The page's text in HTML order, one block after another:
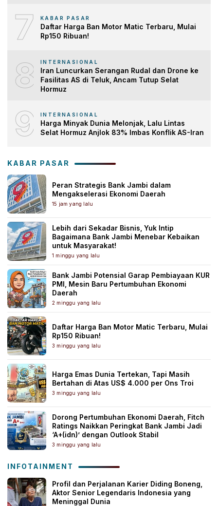
7 KABAR PASAR
Daftar Harga Ban Motor Matic Terbaru, Mulai
Rp150 Ribuan!
8 INTERNASIONAL
Iran Luncurkan Serangan Rudal dan Drone ke
Fasilitas AS di Teluk, Ancam Tutup Selat
Hormuz
9 INTERNASIONAL
Harga Minyak Dunia Melonjak, Lalu Lintas
Selat Hormuz Anjlok 83% Imbas Konflik AS-Iran
KABAR PASAR
Peran Strategis Bank Jambi dalam
Mengakselerasi Ekonomi Daerah
15 jam yang lalu
Lebih dari Sekadar Bisnis, Yuk Intip
Bagaimana Bank Jambi Menebar Kebaikan
untuk Masyarakat!
1 minggu yang lalu
Bank Jambi Potensial Garap Pembiayaan KUR
PMI, Mesin Baru Pertumbuhan Ekonomi
Daerah
2 minggu yang lalu
Daftar Harga Ban Motor Matic Terbaru, Mulai
Rp150 Ribuan!
3 minggu yang lalu
Harga Emas Dunia Tertekan, Tapi Masih
Bertahan di Atas US$ 4.000 per Ons Troi
3 minggu yang lalu
Dorong Pertumbuhan Ekonomi Daerah, Fitch
Ratings Naikkan Peringkat Bank Jambi Jadi
‘A+(idn)’ dengan Outlook Stabil
3 minggu yang lalu
INFOTAINMENT
Profil dan Perjalanan Karier Diding Boneng,
Aktor Senior Legendaris Indonesia yang
Meninggal Dunia